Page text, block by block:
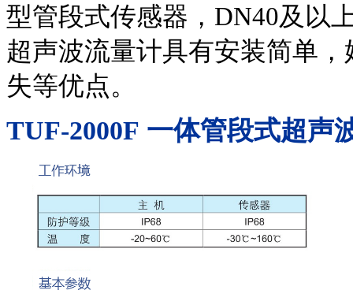
型管段式传感器，DN40及以
超声波流量计具有安装简单
失等优点。
TUF-2000F 一体管段式超声